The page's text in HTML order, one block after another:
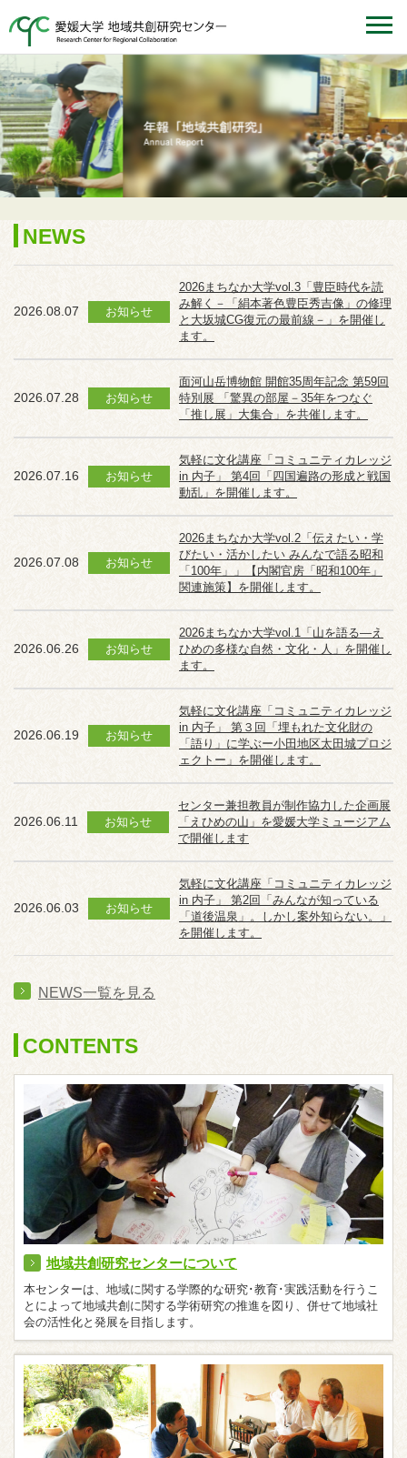
NEWS
2026.08.07 お知らせ
2026まちなか大学vol.3「豊臣時代を読
み解く－「絹本著色豊臣秀吉像」の修理
と大坂城CG復元の最前線－」を開催し
ます。
2026.07.28 お知らせ
面河山岳博物館 開館35周年記念 第59回
特別展 「驚異の部屋－35年をつなぐ
「推し展」大集合」を共催します。
2026.07.16 お知らせ
気軽に文化講座「コミュニティカレッジ
in 内子」 第4回「四国遍路の形成と戦国
動乱」を開催します。
2026.07.08 お知らせ
2026まちなか大学vol.2「伝えたい・学
びたい・活かしたい みんなで語る昭和
「100年」」【内閣官房「昭和100年」
関連施策】を開催します。
2026.06.26 お知らせ
2026まちなか大学vol.1「山を語る―え
ひめの多様な自然・文化・人」を開催し
ます。
2026.06.19 お知らせ
気軽に文化講座「コミュニティカレッジ
in 内子」 第３回「埋もれた文化財の
「語り」に学ぶー小田地区太田城プロジ
ェクトー」を開催します。
2026.06.11 お知らせ
センター兼担教員が制作協力した企画展
「えひめの山」を愛媛大学ミュージアム
で開催します
2026.06.03 お知らせ
気軽に文化講座「コミュニティカレッジ
in 内子」 第2回「みんなが知っている
「道後温泉」。しかし案外知らない。」
を開催します。
NEWS一覧を見る
CONTENTS
地域共創研究センターについて
本センターは、地域に関する学際的な研究･教育･実践活動を行うこ
とによって地域共創に関する学術研究の推進を図り、併せて地域社
会の活性化と発展を目指します。